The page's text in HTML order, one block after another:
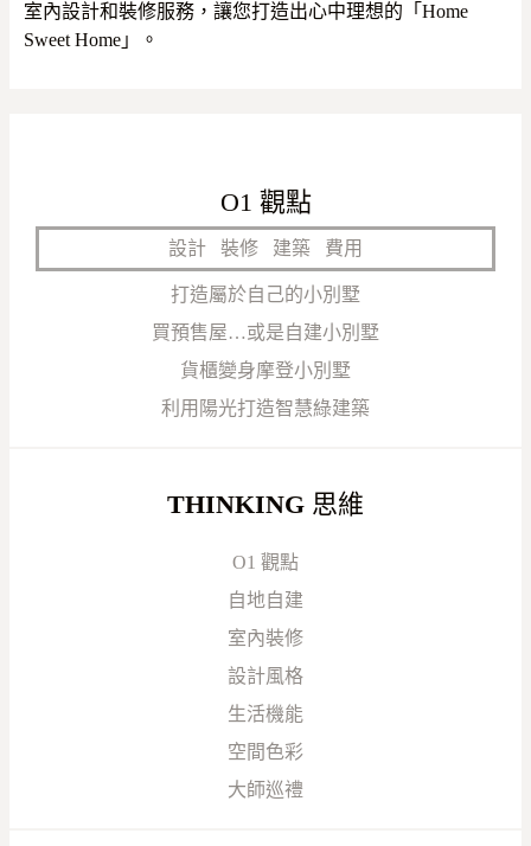
室內設計和裝修服務，讓您打造出心中理想的「Home
Sweet Home」。
O1 觀點
設計 裝修 建築 費用
打造屬於自己的小別墅
買預售屋…或是自建小別墅
貨櫃變身摩登小別墅
利用陽光打造智慧綠建築
THINKING 思維
O1 觀點
自地自建
室內裝修
設計風格
生活機能
空間色彩
大師巡禮